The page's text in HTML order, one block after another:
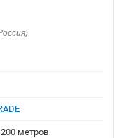
метров